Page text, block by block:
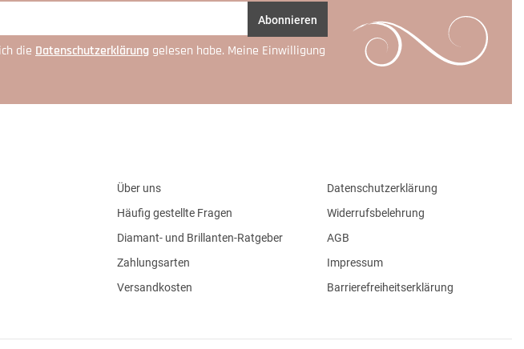
Abonnieren
die Daten­schutz­erklärung gelesen habe. Meine Einwilligung
Über uns
Häufig gestellte Fragen
Diamant- und Brillanten-Ratgeber
Zahlungsarten
Versandkosten
Datenschutzerklärung
Widerrufsbelehrung
AGB
Impressum
Barrierefreiheitserklärung